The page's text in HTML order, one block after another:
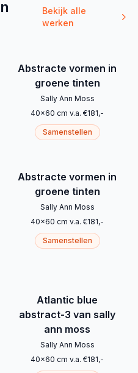
Bekijk alle
werken
Abstracte vormen in
groene tinten
Sally Ann Moss
40x60 cm v.a. €181,-
Samenstellen
Abstracte vormen in
groene tinten
Sally Ann Moss
40x60 cm v.a. €181,-
Samenstellen
Atlantic blue
abstract-3 van sally
ann moss
Sally Ann Moss
40x60 cm v.a. €181,-